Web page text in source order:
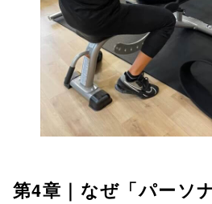
第4章｜なぜ「パーソ